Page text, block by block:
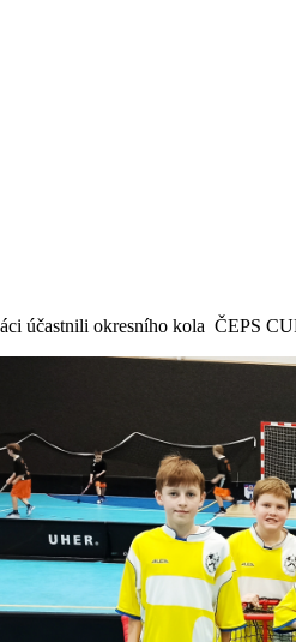
účastnili okresního kola ČEPS